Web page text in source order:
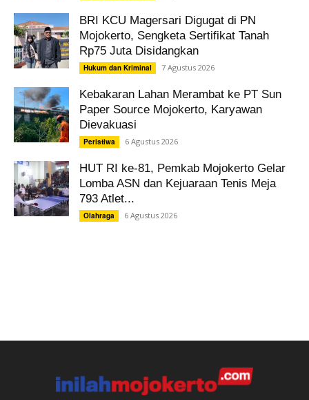
BRI KCU Magersari Digugat di PN
Mojokerto, Sengketa Sertifikat Tanah
Rp75 Juta Disidangkan
Hukum dan Kriminal 7 Agustus 2026
Kebakaran Lahan Merambat ke PT Sun
Paper Source Mojokerto, Karyawan
Dievakuasi
Peristiwa 6 Agustus 2026
HUT RI ke-81, Pemkab Mojokerto Gelar
Lomba ASN dan Kejuaraan Tenis Meja
793 Atlet...
Olahraga 6 Agustus 2026